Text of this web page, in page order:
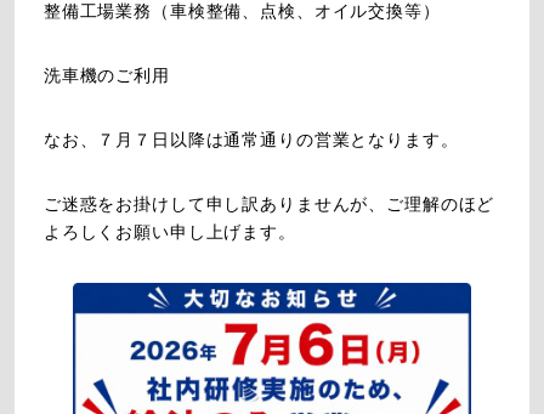
整備工場業務（車検整備、点検、オイル交換等）
洗車機のご利用
なお、７月７日以降は通常通りの営業となります。
ご迷惑をお掛けして申し訳ありませんが、ご理解のほど
よろしくお願い申し上げます。